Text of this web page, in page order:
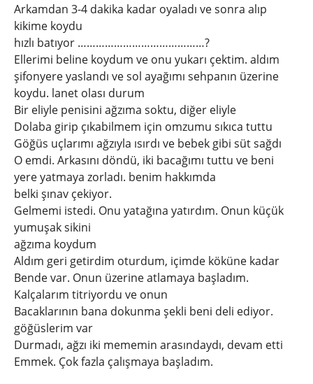
Arkamdan 3-4 dakika kadar oyaladı ve sonra alıp
kikime koydu
hızlı batıyor ……………………………………?
Ellerimi beline koydum ve onu yukarı çektim. aldım
şifonyere yaslandı ve sol ayağımı sehpanın üzerine
koydu. lanet olası durum
Bir eliyle penisini ağzıma soktu, diğer eliyle
Dolaba girip çıkabilmem için omzumu sıkıca tuttu
Göğüs uçlarımı ağzıyla ısırdı ve bebek gibi süt sağdı
O emdi. Arkasını döndü, iki bacağımı tuttu ve beni
yere yatmaya zorladı. benim hakkımda
belki şınav çekiyor.
Gelmemi istedi. Onu yatağına yatırdım. Onun küçük
yumuşak sikini
ağzıma koydum
Aldım geri getirdim oturdum, içimde köküne kadar
Bende var. Onun üzerine atlamaya başladım.
Kalçalarım titriyordu ve onun
Bacaklarının bana dokunma şekli beni deli ediyor.
göğüslerim var
Durmadı, ağzı iki mememin arasındaydı, devam etti
Emmek. Çok fazla çalışmaya başladım.